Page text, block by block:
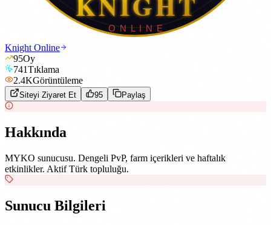
Knight Online
95Oy
741Tıklama
2.4KGörüntüleme
Siteyi Ziyaret Et 95 Paylaş
Hakkında
MYKO sunucusu. Dengeli PvP, farm içerikleri ve haftalık
etkinlikler. Aktif Türk topluluğu.
Sunucu Bilgileri